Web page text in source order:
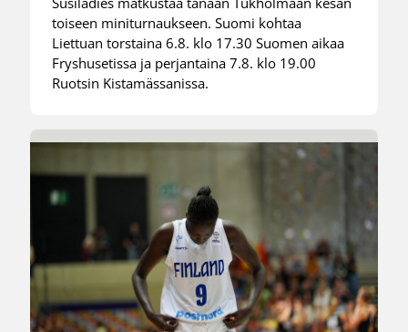
toiseen miniturnaukseen. Suomi kohtaa
Liettuan torstaina 6.8. klo 17.30 Suomen aikaa
Fryshusetissa ja perjantaina 7.8. klo 19.00
Ruotsin Kistamässanissa.